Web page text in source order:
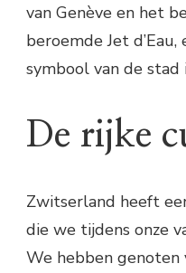
van Genève en het
beroemde Jet
symbool van de stad
De rijke
Zwitserland heeft
die we tijdens onze
We hebben genoten